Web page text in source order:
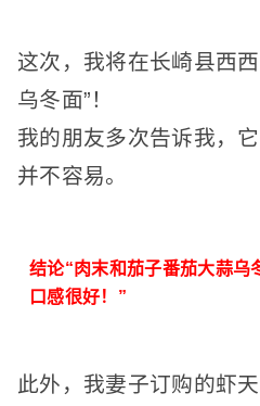
这次，我将在长崎县西
乌冬面”！
我的朋友多次告诉我，
并不容易。
结论“肉末和茄子番茄大蒜乌
口感很好！”
此外，我妻子订购的虾